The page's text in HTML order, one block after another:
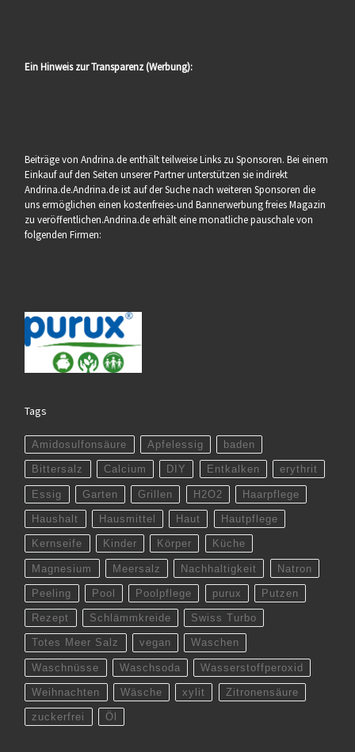
Ein Hinweis zur Transparenz (Werbung):
Beiträge von Andrina.de enthält teilweise Links zu Sponsoren. Bei einem
Einkauf auf den Seiten unserer Partner unterstützen sie indirekt
Andrina.de.Andrina.de ist auf der Suche nach weiteren Sponsoren die
uns ermöglichen einen kostenfreies-und Bannerwerbung freies Magazin
zu veröffentlichen.Andrina.de erhält eine monatliche pauschale von
folgenden Firmen:
Tags
Amidosulfonsäure Apfelessig baden
Bittersalz Calcium DIY Entkalken erythrit
Essig Garten Grillen H2O2 Haarpflege
Haushalt Hausmittel Haut Hautpflege
Kernseife Kinder Körper Küche
Magnesium Meersalz Nachhaltigkeit Natron
Peeling Pool Poolpflege purux Putzen
Rezept Schlämmkreide Swiss Turbo
Totes Meer Salz vegan Waschen
Waschnüsse Waschsoda Wasserstoffperoxid
Weihnachten Wäsche xylit Zitronensäure
zuckerfrei Öl